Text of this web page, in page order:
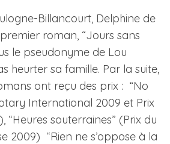
Billancourt, Delphine de
roman, “Jours sans
le pseudonyme de Lou
heurter sa famille. Par la suite,
ont reçu des prix : “No
International 2009 et Prix
“Heures souterraines” (Prix du
2009) “Rien ne s’oppose à la